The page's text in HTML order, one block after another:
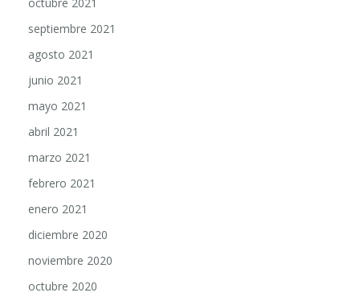
septiembre 2021
agosto 2021
junio 2021
mayo 2021
abril 2021
marzo 2021
febrero 2021
enero 2021
diciembre 2020
noviembre 2020
octubre 2020